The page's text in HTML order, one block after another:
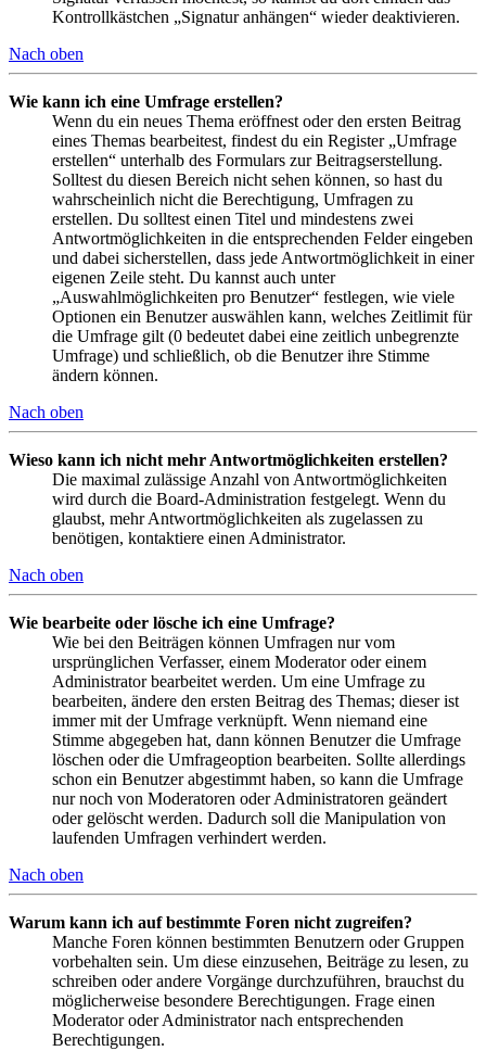
Kontrollkästchen „Signatur anhängen“ wieder deaktivieren.
Nach oben
Wie kann ich eine Umfrage erstellen?
Wenn du ein neues Thema eröffnest oder den ersten Beitrag
eines Themas bearbeitest, findest du ein Register „Umfrage
erstellen“ unterhalb des Formulars zur Beitragserstellung.
Solltest du diesen Bereich nicht sehen können, so hast du
wahrscheinlich nicht die Berechtigung, Umfragen zu
erstellen. Du solltest einen Titel und mindestens zwei
Antwortmöglichkeiten in die entsprechenden Felder eingeben
und dabei sicherstellen, dass jede Antwortmöglichkeit in einer
eigenen Zeile steht. Du kannst auch unter
„Auswahlmöglichkeiten pro Benutzer“ festlegen, wie viele
Optionen ein Benutzer auswählen kann, welches Zeitlimit für
die Umfrage gilt (0 bedeutet dabei eine zeitlich unbegrenzte
Umfrage) und schließlich, ob die Benutzer ihre Stimme
ändern können.
Nach oben
Wieso kann ich nicht mehr Antwortmöglichkeiten erstellen?
Die maximal zulässige Anzahl von Antwortmöglichkeiten
wird durch die Board-Administration festgelegt. Wenn du
glaubst, mehr Antwortmöglichkeiten als zugelassen zu
benötigen, kontaktiere einen Administrator.
Nach oben
Wie bearbeite oder lösche ich eine Umfrage?
Wie bei den Beiträgen können Umfragen nur vom
ursprünglichen Verfasser, einem Moderator oder einem
Administrator bearbeitet werden. Um eine Umfrage zu
bearbeiten, ändere den ersten Beitrag des Themas; dieser ist
immer mit der Umfrage verknüpft. Wenn niemand eine
Stimme abgegeben hat, dann können Benutzer die Umfrage
löschen oder die Umfrageoption bearbeiten. Sollte allerdings
schon ein Benutzer abgestimmt haben, so kann die Umfrage
nur noch von Moderatoren oder Administratoren geändert
oder gelöscht werden. Dadurch soll die Manipulation von
laufenden Umfragen verhindert werden.
Nach oben
Warum kann ich auf bestimmte Foren nicht zugreifen?
Manche Foren können bestimmten Benutzern oder Gruppen
vorbehalten sein. Um diese einzusehen, Beiträge zu lesen, zu
schreiben oder andere Vorgänge durchzuführen, brauchst du
möglicherweise besondere Berechtigungen. Frage einen
Moderator oder Administrator nach entsprechenden
Berechtigungen.